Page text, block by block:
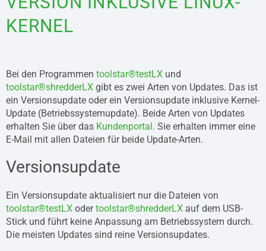
KERNEL
Bei den Programmen toolstar®testLX und
toolstar®shredderLX gibt es zwei Arten von Updates. Das ist
ein Versionsupdate oder ein Versionsupdate inklusive Kernel-
Update (Betriebssystemupdate). Beide Arten von Updates
erhalten Sie über das Kundenportal. Sie erhalten immer eine
E-Mail mit allen Dateien für beide Update-Arten.
Versionsupdate
Ein Versionsupdate aktualisiert nur die Dateien von
toolstar®testLX odertoolstar®shredderLX auf dem USB-
Stick und führt keine Anpassung am Betriebssystem durch.
Die meisten Updates sind reine Versionsupdates.